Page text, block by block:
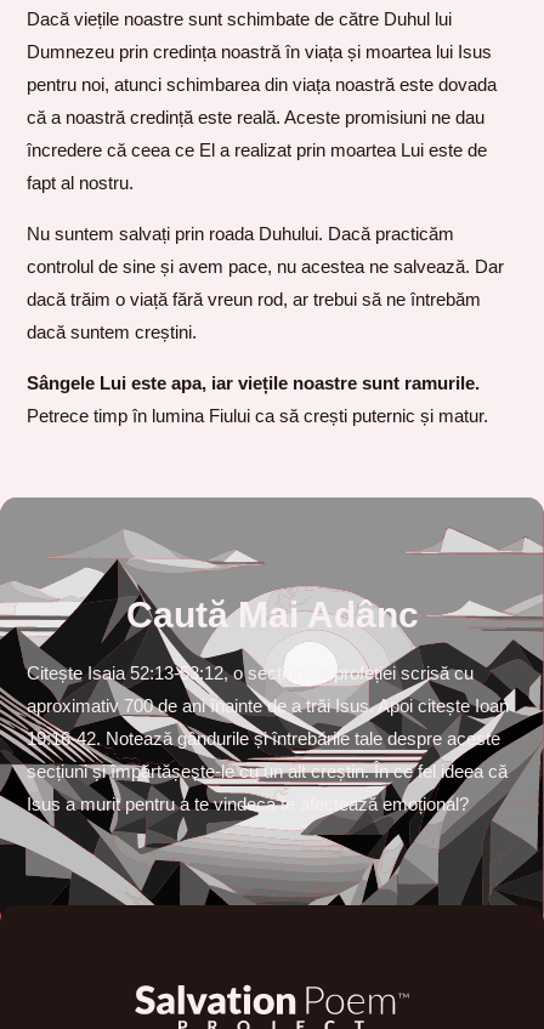
Dacă viețile noastre sunt schimbate de către Duhul lui
Dumnezeu prin credința noastră în viața și moartea lui Isus
pentru noi, atunci schimbarea din viața noastră este dovada
că a noastră credință este reală. Aceste promisiuni ne dau
încredere că ceea ce El a realizat prin moartea Lui este de
fapt al nostru.
Nu suntem salvați prin roada Duhului. Dacă practicăm
controlul de sine și avem pace, nu acestea ne salvează. Dar
dacă trăim o viață fără vreun rod, ar trebui să ne întrebăm
dacă suntem creștini.
Sângele Lui este apa, iar viețile noastre sunt ramurile.
Petrece timp în lumina Fiului ca să crești puternic și matur.
Caută Mai Adânc
Citește Isaia 52:13-53:12, o secțiune a profeției scrisă cu
aproximativ 700 de ani înainte de a trăi Isus. Apoi citește Ioan
19:16-42. Notează gândurile și întrebările tale despre aceste
secțiuni și împărtășește-le cu un alt creștin. În ce fel ideea că
Isus a murit pentru a te vindeca te afectează emoțional?